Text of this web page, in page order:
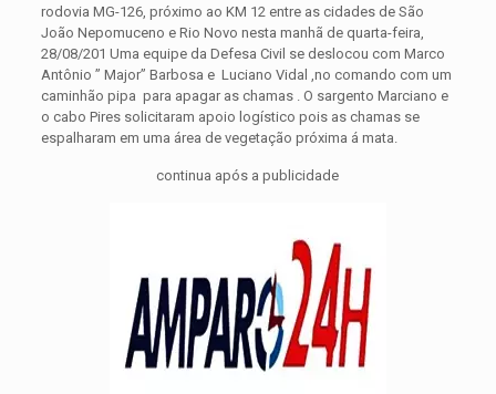
rodovia MG-126, próximo ao KM 12 entre as cidades de São
João Nepomuceno e Rio Novo nesta manhã de quarta-feira,
28/08/201 Uma equipe da Defesa Civil se deslocou com Marco
Antônio ” Major” Barbosa e Luciano Vidal ,no comando com um
caminhão pipa para apagar as chamas . O sargento Marciano e
o cabo Pires solicitaram apoio logístico pois as chamas se
espalharam em uma área de vegetação próxima á mata.
continua após a publicidade